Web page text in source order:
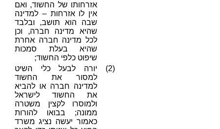
אזרחותו של החשוד, ואם
אין לו אזרחות – למדינה
שבה הוא תושב, ובלבד
שהיא מדינה חברה, וכן
לכל מדינה חברה אחרת
שהיא בעלת סמכות
שיפוט כלפי החשוד;
(2)
יורה לבעל כלי השיט
למסור את החשוד
למדינה חברה או להביא
את החשוד לישראל
ולמוסרו לקצין משטרה
ממונה; בבואו להורות
כאמור יעשה נציג משרד